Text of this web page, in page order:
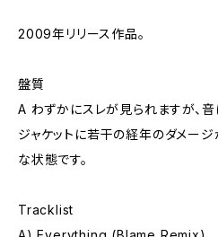
2009年リリース作品。
盤質
A わずかにスレが見られますが、音
ジャケットに若干の経年のダメー
な状態です。
Tracklist